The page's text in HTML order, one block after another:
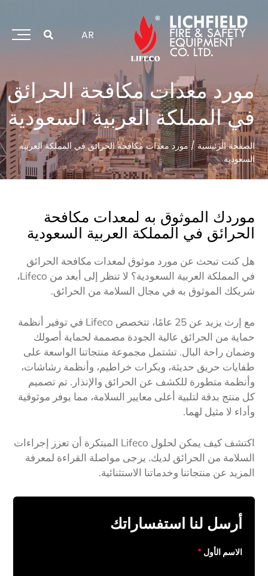
المحتوى
AR
مورد معدات مكافحة الحرائق
في المملكة العربية السعودية
الصفحة الرئيسية/مورد معدات مكافحة الحرائق في المملكة العربية
السعودية
موردك الموثوق به لمعدات مكافحة
الحرائق في المملكة العربية السعودية
هل كنت تبحث عن مورد موثوق لمعدات مكافحة الحرائق
في المملكة العربية السعودية؟ لا تنظر إلى أبعد من Lifeco،
شريكك الموثوق به في مجال السلامة من الحرائق.
مع إرث يزيد عن 25 عامًا، تتخصص Lifeco في توفير أنظمة
حماية من الحرائق عالية الجودة مصممة لحماية أصولك
وضمان راحة البال. تشتمل مجموعة منتجاتنا الواسعة على
طفايات حريق حديثة، وبكرات خراطيم، وأنظمة رشاشات،
وأنظمة متطورة للكشف عن الحرائق والإنذار. تم تصميم
كل منتج بدقة لتلبية أعلى معايير السلامة، مما يوفر موثوقية
وأداء لا مثيل لهما.
اكتشف كيف يمكن لحلول Lifeco المبتكرة أن تعزز إجراءات
السلامة من الحرائق لديك. يرجى مواصلة القراءة لمعرفة
المزيد عن منتجاتنا وخدماتنا الاستثنائية.
أرسل لنا استفساراتك
الاسم الأول *